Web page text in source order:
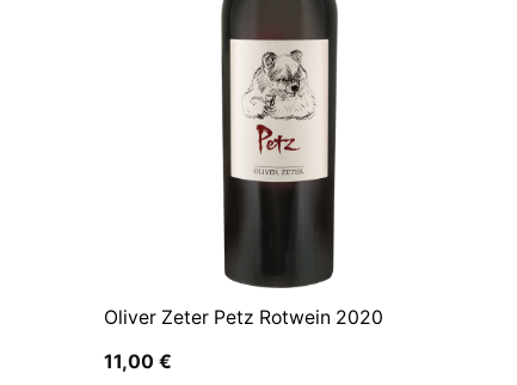
Oliver Zeter Petz Rotwein 2020
11,00 €